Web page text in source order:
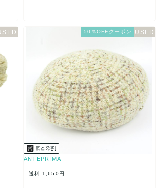
50％OFFクーポン
ANTEPRIMA
送料:1,650円